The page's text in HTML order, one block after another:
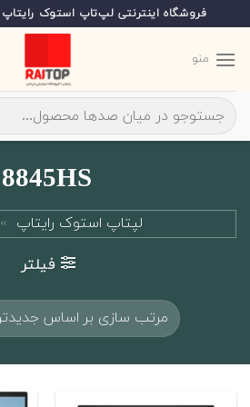
to
content
فروشگاه اینترنتی لپ‌تاپ استوک رایتاپ
منو
جستجو
برای:
8845HS
لپتاپ استوک رایتاپ »
فیلتر